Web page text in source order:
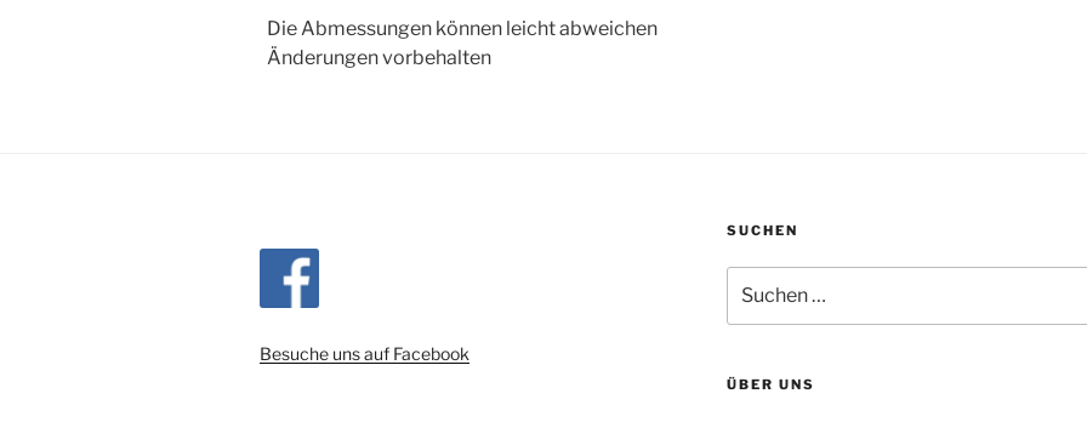
Die Abmessungen können leicht abweichen
Änderungen vorbehalten
Besuche uns auf Facebook
SUCHEN
nach:
ÜBER UNS